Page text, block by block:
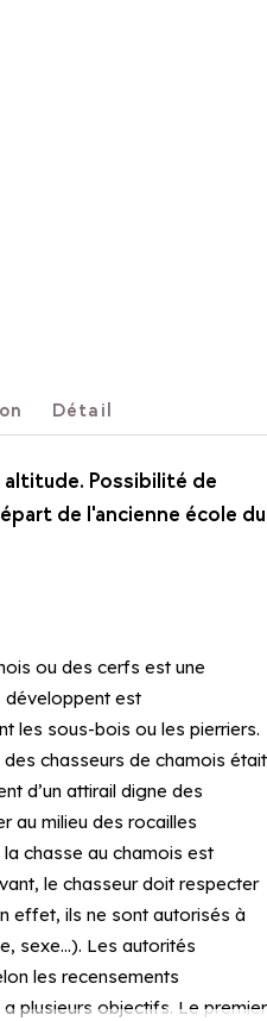
Détail
altitude. Possibilité de
de l'ancienne école du
ou des cerfs est une
développent est
les sous-bois ou les pierriers.
des chasseurs de chamois était
d’un attirail digne des
au milieu des rocailles
la chasse au chamois est
le chasseur doit respecter
effet, ils ne sont autorisés à
sexe…). Les autorités
les recensements
plusieurs objectifs. Le premier